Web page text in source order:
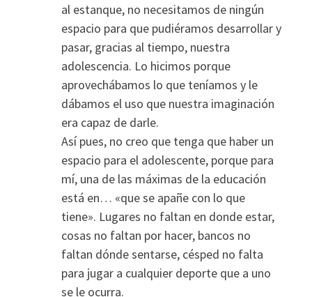
al estanque, no necesitamos de ningún
espacio para que pudiéramos desarrollar y
pasar, gracias al tiempo, nuestra
adolescencia. Lo hicimos porque
aprovechábamos lo que teníamos y le
dábamos el uso que nuestra imaginación
era capaz de darle.
Así pues, no creo que tenga que haber un
espacio para el adolescente, porque para
mí, una de las máximas de la educación
está en… «que se apañe con lo que
tiene». Lugares no faltan en donde estar,
cosas no faltan por hacer, bancos no
faltan dónde sentarse, césped no falta
para jugar a cualquier deporte que a uno
se le ocurra.